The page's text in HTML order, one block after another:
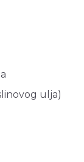
ulja)